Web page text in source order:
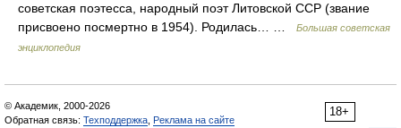
советская поэтесса, народный поэт Литовской ССР (звание
присвоено посмертно в 1954). Родилась… …
Большая советская
энциклопедия
18+
© Академик, 2000-2026
Обратная связь: Техподдержка Реклама на сайте